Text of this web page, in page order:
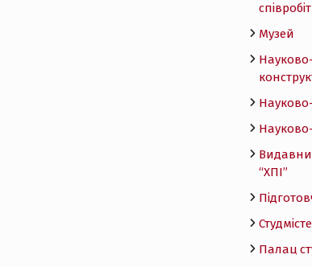
Музей
Науково-
“ХПІ”
Палац